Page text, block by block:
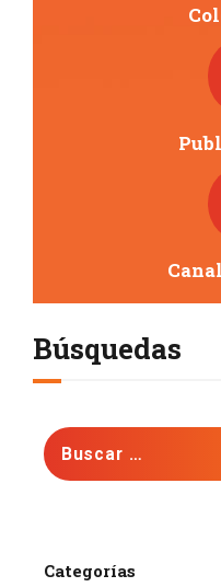
Búsquedas
Buscar:
Categorías